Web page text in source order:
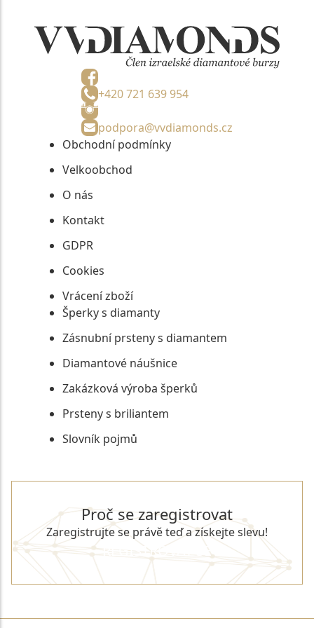
+420 721 639 954
podpora@vvdiamonds.cz
Obchodní podmínky
Velkoobchod
O nás
Kontakt
GDPR
Cookies
Vrácení zboží
Šperky s diamanty
Zásnubní prsteny s diamantem
Diamantové náušnice
Zakázková výroba šperků
Prsteny s briliantem
Slovník pojmů
Proč se zaregistrovat
Zaregistrujte se právě teď a získejte slevu!
REGISTROVAT SE